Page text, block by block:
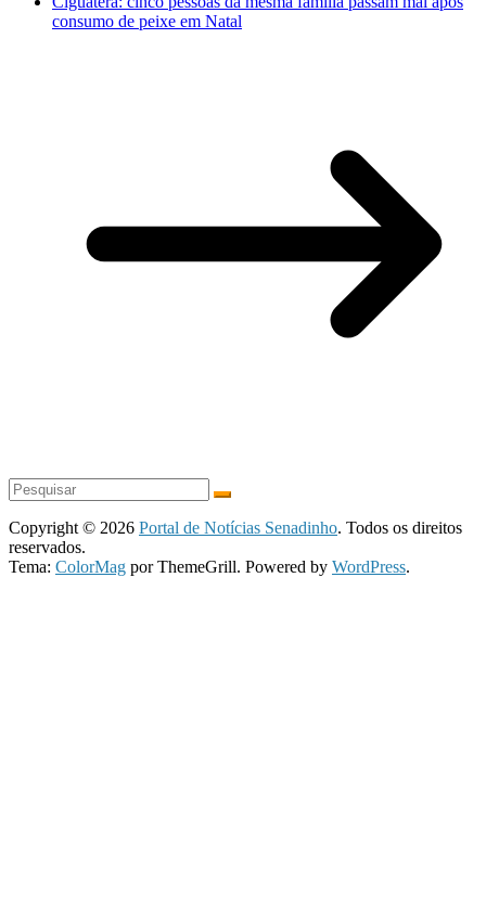
consumo de peixe em Natal
Copyright © 2026 Portal de Notícias Senadinho. Todos os direitos
reservados.
Tema: ColorMag por ThemeGrill. Powered by WordPress.